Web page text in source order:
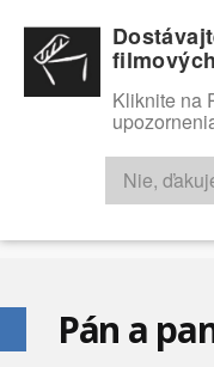
RECENZIE
Pán a
Kliknite na
Nie,